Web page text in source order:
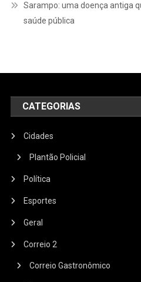
Sarampo: uma doença antiga
saúde pública
CATEGORIAS
Cidades
Plantão Policial
Política
Esportes
Geral
Correio 2
Correio Gastronômico